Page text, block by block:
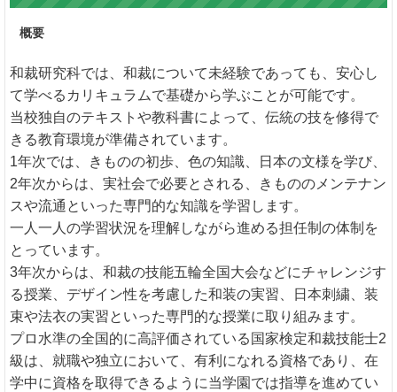
概要
和裁研究科では、和裁について未経験であっても、安心し
て学べるカリキュラムで基礎から学ぶことが可能です。
当校独自のテキストや教科書によって、伝統の技を修得で
きる教育環境が準備されています。
1年次では、きものの初歩、色の知識、日本の文様を学び、
2年次からは、実社会で必要とされる、きもののメンテナン
スや流通といった専門的な知識を学習します。
一人一人の学習状況を理解しながら進める担任制の体制を
とっています。
3年次からは、和裁の技能五輪全国大会などにチャレンジす
る授業、デザイン性を考慮した和装の実習、日本刺繍、装
束や法衣の実習といった専門的な授業に取り組みます。
プロ水準の全国的に高評価されている国家検定和裁技能士2
級は、就職や独立において、有利になれる資格であり、在
学中に資格を取得できるように当学園では指導を進めてい